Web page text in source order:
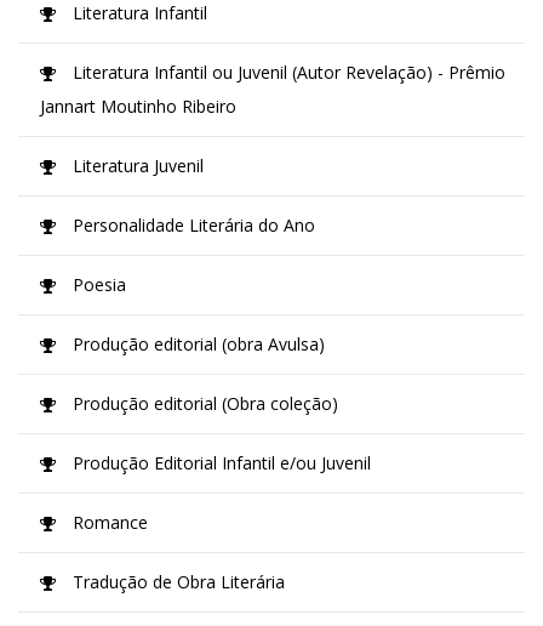
Literatura Infantil
Literatura Infantil ou Juvenil (Autor Revelação) - Prêmio
Jannart Moutinho Ribeiro
Literatura Juvenil
Personalidade Literária do Ano
Poesia
Produção editorial (obra Avulsa)
Produção editorial (Obra coleção)
Produção Editorial Infantil e/ou Juvenil
Romance
Tradução de Obra Literária